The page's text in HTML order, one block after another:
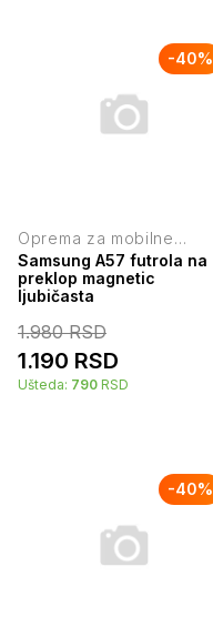
-40%
Oprema za mobilne
telefone
Samsung A57 futrola na
preklop magnetic
ljubičasta
1.980RSD
1.190 RSD
Ušteda: 790 RSD
-40%